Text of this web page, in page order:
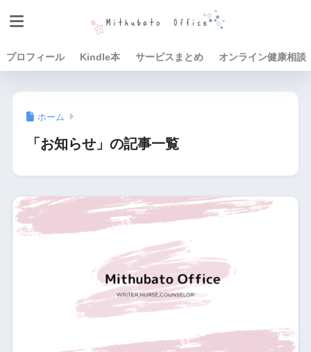
プロフィール Kindle本 サービスまとめ オンライン健康相談
ホーム
「お知らせ」の記事一覧